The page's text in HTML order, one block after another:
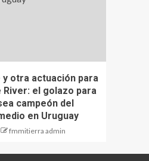
y otra actuación para
River: el golazo para
campeón del
en Uruguay
fmmitierra admin